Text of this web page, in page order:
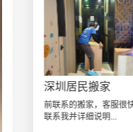
深圳居民搬家
前联系的搬家，客服很
联系我并详细说明...